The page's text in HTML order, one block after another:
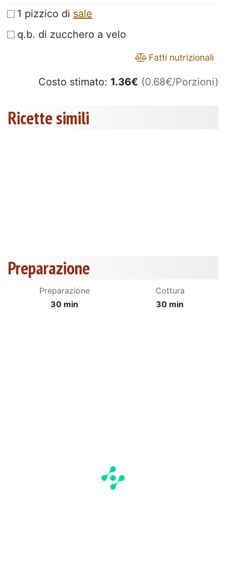
1 pizzico di sale
q.b. di zucchero a velo
Fatti nutrizionali
Costo stimato: 1.36€ (0.68€/Porzioni)
Ricette simili
Preparazione
Preparazione
30 min
Cottura
30 min